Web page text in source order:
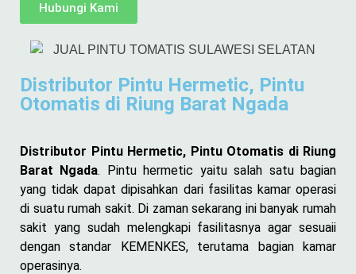
Hubungi Kami
Distributor Pintu Hermetic, Pintu
Otomatis di Riung Barat Ngada
Distributor Pintu Hermetic, Pintu Otomatis di Riung
Barat Ngada. Pintu hermetic yaitu salah satu bagian
yang tidak dapat dipisahkan dari fasilitas kamar operasi
di suatu rumah sakit. Di zaman sekarang ini banyak rumah
sakit yang sudah melengkapi fasilitasnya agar sesuaii
dengan standar KEMENKES, terutama bagian kamar
operasinya.